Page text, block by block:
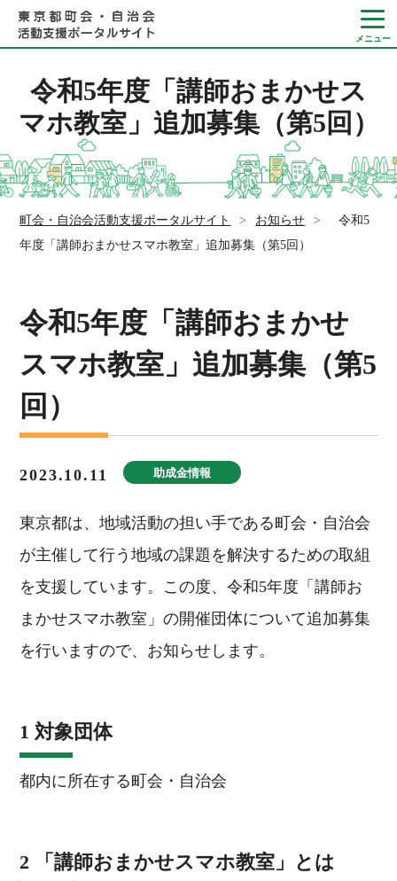
Language
やさしい日本語
ひらがなをつける
令和5年度「講師おまかせス
マホ教室」追加募集（第5回）
町会・自治会活動支援ポータルサイト > お知らせ >
令和5
年度「講師おまかせスマホ教室」追加募集（第5回）
令和5年度「講師おまかせ
スマホ教室」追加募集（第5
回）
2023.10.11 助成金情報
東京都は、地域活動の担い手である町会・自治会
が主催して行う地域の課題を解決するための取組
を支援しています。この度、令和5年度「講師お
まかせスマホ教室」の開催団体について追加募集
を行いますので、お知らせします。
1 対象団体
都内に所在する町会・自治会
2 「講師おまかせスマホ教室」とは